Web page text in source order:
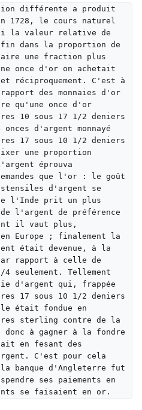
différente a produit
1728, le cours naturel
la valeur relative de
dans la proportion de
une fraction plus
once d'or on achetait
réciproquement. C'est à
des monnaies d'or
qu'une once d'or
10 sous 17 1/2 deniers
d'argent monnayé
17 sous 10 1/2 deniers
une proportion
éprouva
que l'or : le goût
d'argent se
l'Inde prit un plus
l'argent de préférence
il vaut plus,
Europe ; finalement la
était devenue, à la
rapport à celle de
seulement. Tellement
d'argent qui, frappée
17 sous 10 1/2 deniers
était fondue en
sterling contre de la
à gagner à la fondre
en fesant des
C'est pour cela
la banque d'Angleterre fut
ses paiements en
se faisaient en or.